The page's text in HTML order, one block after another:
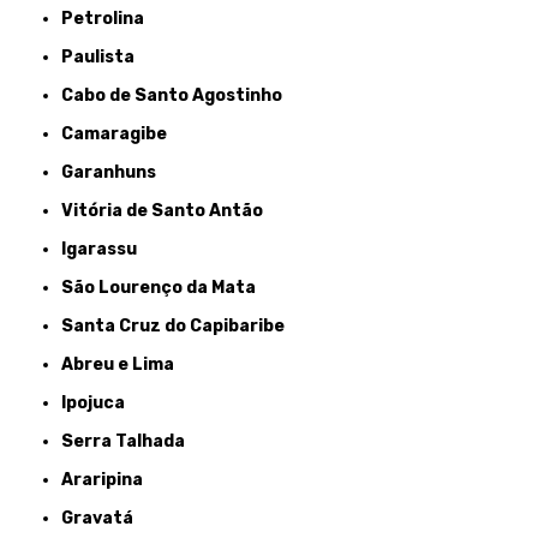
Petrolina
Paulista
Cabo de Santo Agostinho
Camaragibe
Garanhuns
Vitória de Santo Antão
Igarassu
São Lourenço da Mata
Santa Cruz do Capibaribe
Abreu e Lima
Ipojuca
Serra Talhada
Araripina
Gravatá